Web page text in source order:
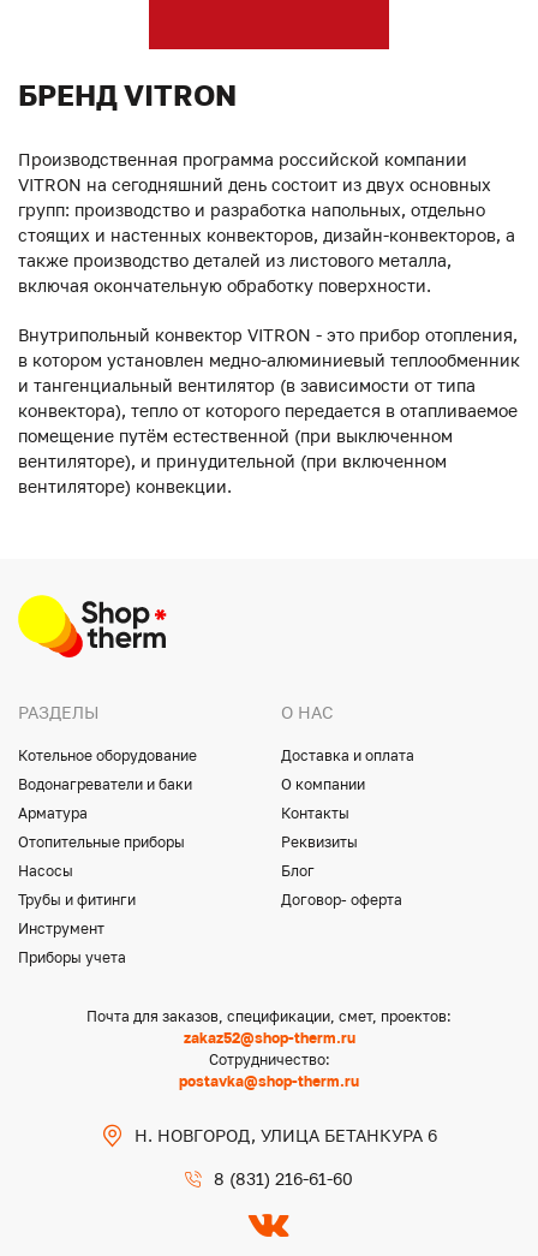
БРЕНД VITRON
Производственная программа российской компании
VITRON на сегодняшний день состоит из двух основных
групп: производство и разработка напольных, отдельно
стоящих и настенных конвекторов, дизайн-конвекторов, а
также производство деталей из листового металла,
включая окончательную обработку поверхности.
Внутрипольный конвектор VITRON - это прибор отопления,
в котором установлен медно-алюминиевый теплообменник
и тангенциальный вентилятор (в зависимости от типа
конвектора), тепло от которого передается в отапливаемое
помещение путём естественной (при выключенном
вентиляторе), и принудительной (при включенном
вентиляторе) конвекции.
РАЗДЕЛЫ
Котельное оборудование
Водонагреватели и баки
Арматура
Отопительные приборы
Насосы
Трубы и фитинги
Инструмент
Приборы учета
О НАС
Доставка и оплата
О компании
Контакты
Реквизиты
Блог
Договор- оферта
Почта для заказов, спецификации, смет, проектов:
zakaz52@shop-therm.ru
Сотрудничество:
postavka@shop-therm.ru
Н. НОВГОРОД, УЛИЦА БЕТАНКУРА 6
8 (831) 216-61-60